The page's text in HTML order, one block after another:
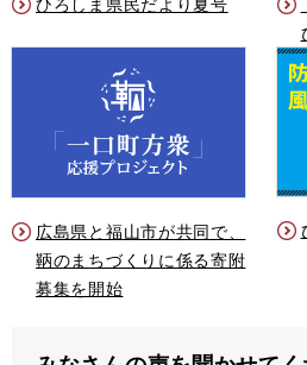
広島県と福山市が共同で、
鞆のまちづくりに係る寄附
募集を開始